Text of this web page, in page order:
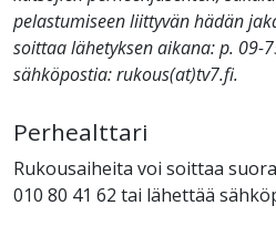
pelastumiseen liittyvän hädän
soittaa lähetyksen aikana: p. 09-
sähköpostia: rukous(at)tv7.fi.
Perhealttari
Rukousaiheita voi soittaa
010 80 41 62 tai lähettää